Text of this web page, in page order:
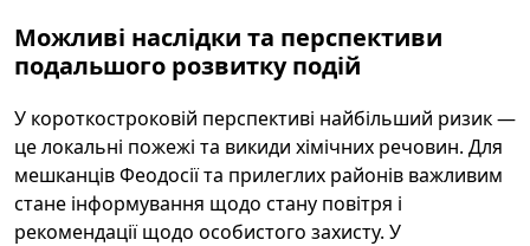
Можливі наслідки та перспективи
подальшого розвитку подій
У короткостроковій перспективі найбільший ризик —
це локальні пожежі та викиди хімічних речовин. Для
мешканців Феодосії та прилеглих районів важливим
стане інформування щодо стану повітря і
рекомендації щодо особистого захисту. У